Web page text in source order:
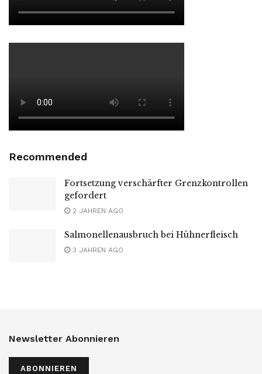
Recommended
Fortsetzung verschärfter Grenzkontrollen
gefordert
2 JAHREN AGO
Salmonellenausbruch bei Hühnerfleisch
3 JAHREN AGO
Newsletter Abonnieren
ABONNIEREN